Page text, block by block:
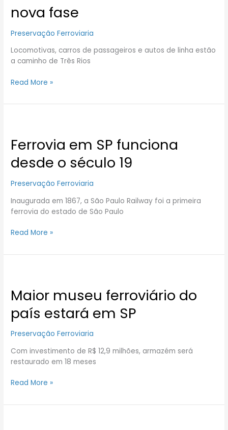
nova fase
Preservação Ferroviaria
Locomotivas, carros de passageiros e autos de linha estão
a caminho de Três Rios
em
fase
Read More »
Ferrovia em SP funciona
desde o século 19
Preservação Ferroviaria
Inaugurada em 1867, a São Paulo Railway foi a primeira
ferrovia do estado de São Paulo
SP
funciona
desde
século
Read More »
Maior museu ferroviário do
país estará em SP
Preservação Ferroviaria
Com investimento de R$ 12,9 milhões, armazém será
restaurado em 18 meses
ferroviário
do
país
estará
em
Read More »